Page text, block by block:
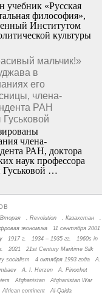
учебник «Русская
философия»,
Институтом
культуры
мальчик!»
в
его
члена-
РАН
члена­
РАН, доктора
наук профессора
…
. Revolution . Казахстан
.
экономика
11 сентября 2001
1917 г. 1934 – 1935 гг.
1960s in
2021
21st Century Maritime Silk
socialism 4 октября 1993 года
A.
A. I. Herzen A. Pinochet
Afghanistan
Afghanistan War
African continent
Al-Qaida